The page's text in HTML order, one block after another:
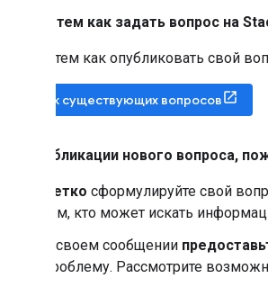
Перед тем как задать вопрос на
Перед тем как опубликовать свой
Поиск существующих вопросов
При публикации нового вопроса,
Четко сформулируйте свой
тем, кто может искать
В своем сообщении
проблему. Рассмотрите